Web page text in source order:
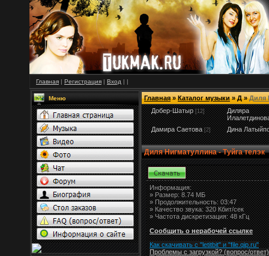
Главная | Регистрация | Вход | |
Меню Главная»Каталог музыки»Д» Диля
Добер-Шатыр [12]
Диляра
Дамира Саетова [2] Дина
Диля Нигматуллина - Туйга телэк
Информация:
»Размер:8.74 МБ
» Продолжительность: 03:47
» Качество звука: 320 Кбит/сек
» Частота дискретизация: 48 кГц
Сообщить о нерабочей ссылке
Как скачивать с "letitbit" и "file.qip.ru"
Проблемы с загрузкой? (вопрос/ответ)